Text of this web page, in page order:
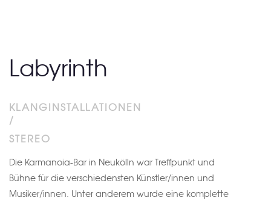
Labyrinth
KLANGINSTALLATIONEN
/
STEREO
Die Karmanoia-Bar in Neukölln war Treffpunkt und
Bühne für die verschiedensten Künstler/innen und
Musiker/innen. Unter anderem wurde eine komplette